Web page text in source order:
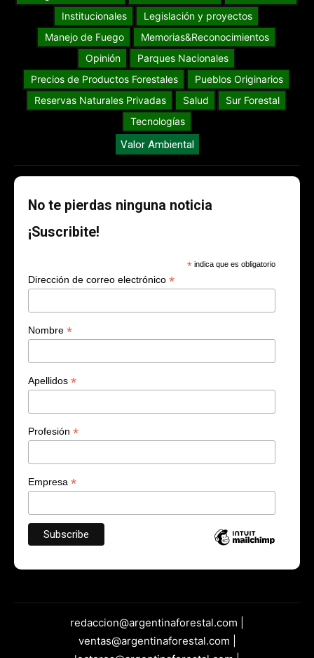
Institucionales
Legislación y proyectos
Manejo de Fuego
Memorias&Reconocimientos
Opinión
Parques Nacionales
Precios de Productos Forestales
Pueblos Originarios
Reservas Naturales Privadas
Salud
Sur Forestal
Tecnologías
Valor Ambiental
No te pierdas ninguna noticia
¡Suscribite!
* indica que es obligatorio
Dirección de correo electrónico *
Nombre *
Apellidos *
Profesión *
Empresa *
redaccion@argentinaforestal.com |
ventas@argentinaforestal.com |